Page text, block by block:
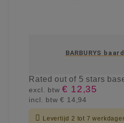
BARBURYS
Ratedout of 5 stars
excl. btw€ 12,35
incl. btw€ 14,94
 Levertijd 2 tot 7